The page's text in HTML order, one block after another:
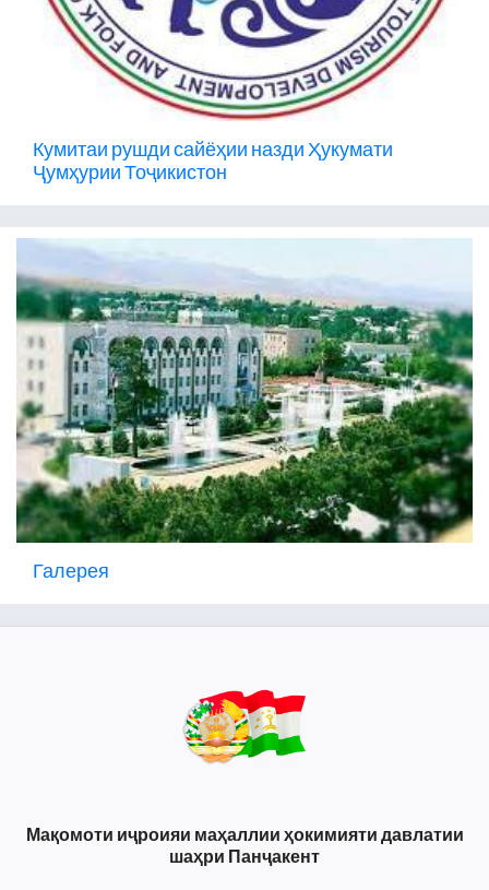
Кумитаи рушди сайёҳии назди Ҳукумати
Ҷумҳурии Тоҷикистон
Галерея
Мақомоти иҷроияи маҳаллии ҳокимияти давлатии
шаҳри Панҷакент